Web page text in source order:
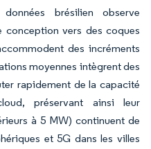
brésilien observe
conception vers des coques
des incréments
moyennes intègrent des
rapidement de la capacité
préservant ainsi leur
à 5 MW) continuent de
et 5G dans les villes